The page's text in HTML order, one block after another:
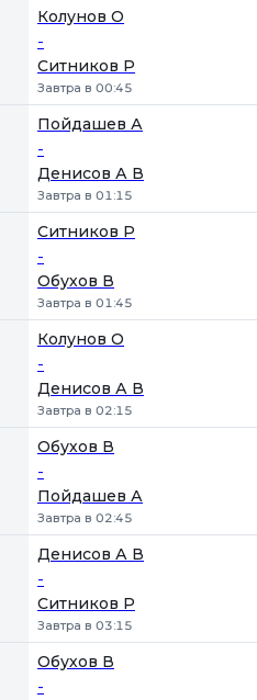
Колунов О
-
Ситников Р
Завтра в 00:45
Пойдашев А
-
Денисов А В
Завтра в 01:15
Ситников Р
-
Обухов В
Завтра в 01:45
Колунов О
-
Денисов А В
Завтра в 02:15
Обухов В
-
Пойдашев А
Завтра в 02:45
Денисов А В
-
Ситников Р
Завтра в 03:15
Обухов В
-